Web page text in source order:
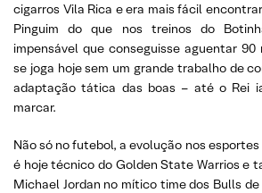
cigarros Vila Rica e era mais fácil
Pinguim do que nos treinos do
impensável que conseguisse aguentar
se joga hoje sem um grande trabalho de
adaptação tática das boas – até o Rei
marcar.
Não só no futebol, a evolução nos
é hoje técnico do Golden State Warrios e
Michael Jordan no mítico time dos Bulls de